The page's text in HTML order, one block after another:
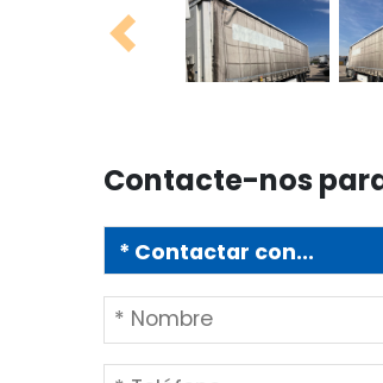
Previous
Contacte-nos